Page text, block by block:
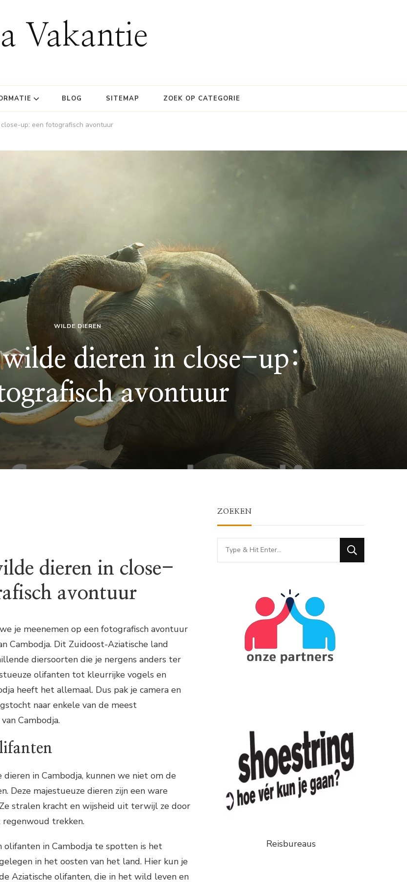
Vakantie
BLOG SITEMAP ZOEK OP CATEGORIE
close-up: een fotografisch avontuur
WILDE DIEREN
wilde dieren in close-up:
avontuur
dieren in close-
avontuur
je meenemen op een fotografisch avontuur
Cambodja. Dit Zuidoost-Aziatische land
diersoorten die je nergens anders ter
olifanten tot kleurrijke vogels en
heeft het allemaal. Dus pak je camera en
naar enkele van de meest
Cambodja.
in Cambodja, kunnen we niet om de
Deze majestueuze dieren zijn een ware
stralen kracht en wijsheid uit terwijl ze door
trekken.
olifanten in Cambodja te spotten is het
in het oosten van het land. Hier kun je
Aziatische olifanten, die in het wild leven en
ZOEKEN
Looking
for
Reisbureaus